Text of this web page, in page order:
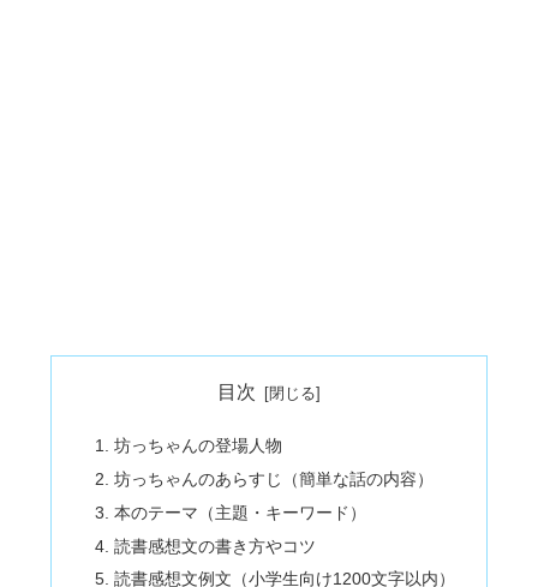
目次
坊っちゃんの登場人物
坊っちゃんのあらすじ（簡単な話の内容）
本のテーマ（主題・キーワード）
読書感想文の書き方やコツ
読書感想文例文（小学生向け1200文字以内）